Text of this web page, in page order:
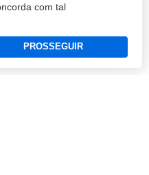
com tal
PROSSEGUIR
aspectos que
avaliação é do